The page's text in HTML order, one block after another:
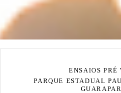
ENSAIOS PRÉ
PARQUE ESTADUAL